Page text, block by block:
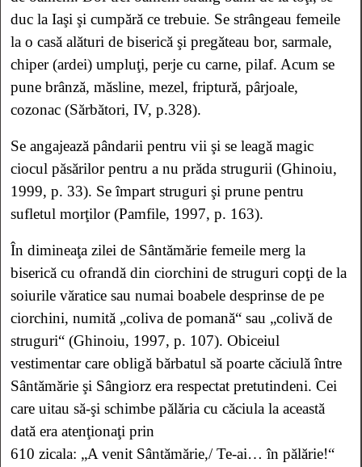
duc la Iaşi şi cumpără ce trebuie. Se strângeau femeile
la o casă alături de biserică şi pregăteau bor, sarmale,
chiper (ardei) umpluţi, perje cu carne, pilaf. Acum se
pune brânză, măsline, mezel, friptură, pârjoale,
cozonac (Sărbători, IV, p.328).
Se angajează pândarii pentru vii şi se leagă magic
ciocul păsărilor pentru a nu prăda strugurii (Ghinoiu,
1999, p. 33). Se împart struguri şi prune pentru
sufletul morţilor (Pamfile, 1997, p. 163).
În dimineaţa zilei de Sântămărie femeile merg la
biserică cu ofrandă din ciorchini de struguri copţi de la
soiurile văratice sau numai boabele desprinse de pe
ciorchini, numită „coliva de pomană“ sau „colivă de
struguri“ (Ghinoiu, 1997, p. 107). Obiceiul
vestimentar care obligă bărbatul să poarte căciulă între
Sântămărie şi Sângiorz era respectat pretutindeni. Cei
care uitau să-şi schimbe pălăria cu căciula la această
dată era atenţionaţi prin
610 zicala: „A venit Sântămărie,/ Te-ai… în pălărie!“